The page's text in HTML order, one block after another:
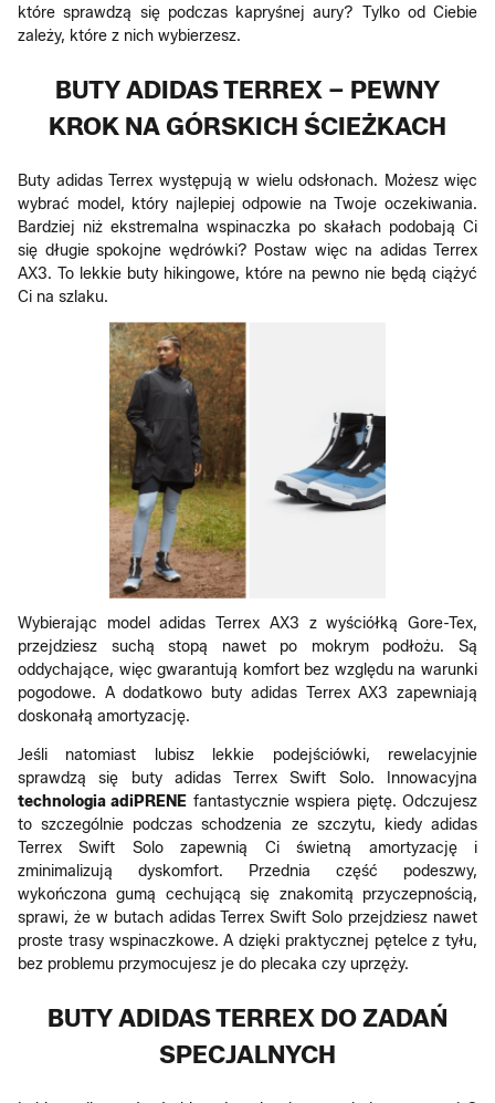
które sprawdzą się podczas kapryśnej aury? Tylko od Ciebie
zależy, które z nich wybierzesz.
BUTY ADIDAS TERREX – PEWNY
KROK NA GÓRSKICH ŚCIEŻKACH
Buty adidas Terrex występują w wielu odsłonach. Możesz więc
wybrać model, który najlepiej odpowie na Twoje oczekiwania.
Bardziej niż ekstremalna wspinaczka po skałach podobają Ci
się długie spokojne wędrówki? Postaw więc na adidas Terrex
AX3. To lekkie buty hikingowe, które na pewno nie będą ciążyć
Ci na szlaku.
Wybierając model adidas Terrex AX3 z wyściółką Gore-Tex,
przejdziesz suchą stopą nawet po mokrym podłożu. Są
oddychające, więc gwarantują komfort bez względu na warunki
pogodowe. A dodatkowo buty adidas Terrex AX3 zapewniają
doskonałą amortyzację.
Jeśli natomiast lubisz lekkie podejściówki, rewelacyjnie
sprawdzą się buty adidas Terrex Swift Solo. Innowacyjna
technologia adiPRENE fantastycznie wspiera piętę. Odczujesz
to szczególnie podczas schodzenia ze szczytu, kiedy adidas
Terrex Swift Solo zapewnią Ci świetną amortyzację i
zminimalizują dyskomfort. Przednia część podeszwy,
wykończona gumą cechującą się znakomitą przyczepnością,
sprawi, że w butach adidas Terrex Swift Solo przejdziesz nawet
proste trasy wspinaczkowe. A dzięki praktycznej pętelce z tyłu,
bez problemu przymocujesz je do plecaka czy uprzęży.
BUTY ADIDAS TERREX DO ZADAŃ
SPECJALNYCH